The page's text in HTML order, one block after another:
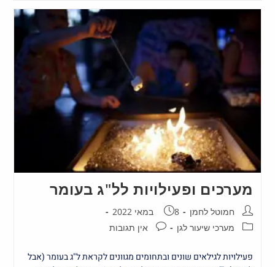
מערכים ופעילויות לל"ג בעומר
חמוטל לחמן
8 במאי 2022
מערכי שיעור לגן
אין תגובות
פעילויות לגילאים שונים ובתחומים מגוונים לקראת ל"ג בעומר (אבל